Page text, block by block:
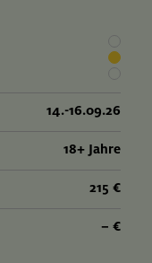
14.-16.09.26
18+ Jahre
215 €
– €